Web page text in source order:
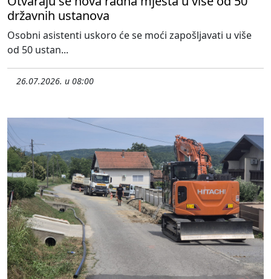
državnih ustanova
Osobni asistenti uskoro će se moći zapošljavati u više
od 50 ustan...
26.07.2026. u 08:00